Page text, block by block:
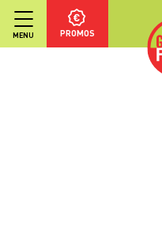
MENU PROMOS